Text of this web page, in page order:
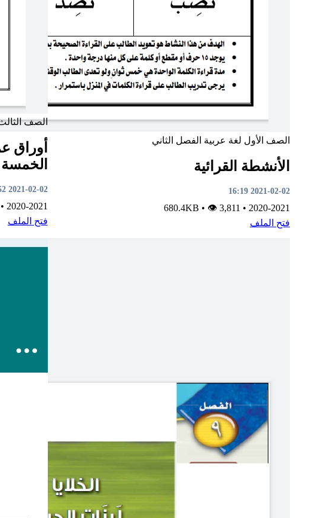
الصف الأول لغة عربية الفصل الثاني
الأنشطة القرائية
2021-02-02 16:19
2020-2021
•
• 👁 3,811
فتح الملف
الصف
أوراق
الخمسة
2021-02-02 13:52
2020-2021
•
فتح الملف